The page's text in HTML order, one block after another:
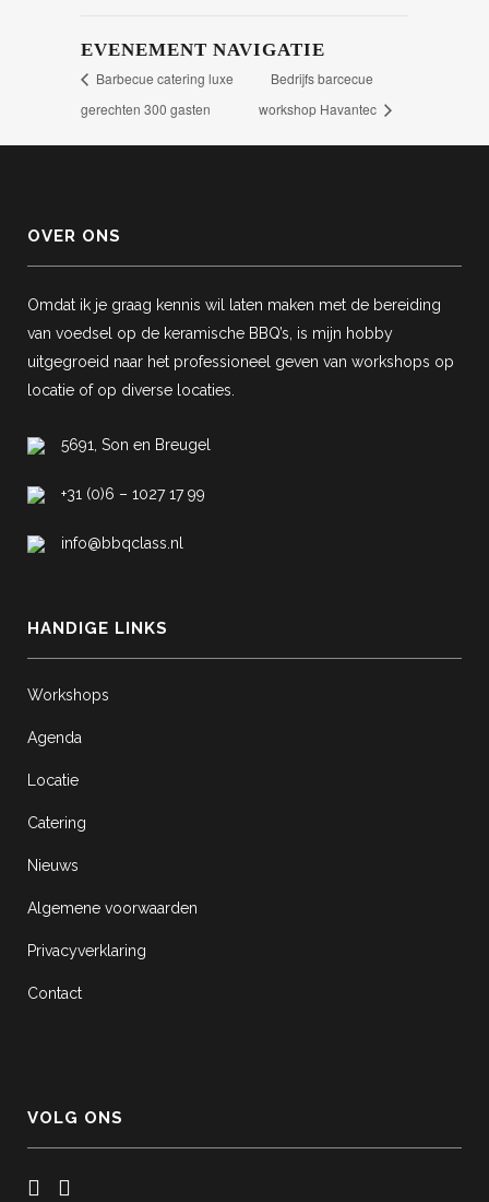
EVENEMENT NAVIGATIE
Barbecue catering luxe
gerechten 300 gasten
Bedrijfs barcecue
workshop Havantec
OVER ONS
Omdat ik je graag kennis wil laten maken met de bereiding
van voedsel op de keramische BBQ’s, is mijn hobby
uitgegroeid naar het professioneel geven van workshops op
locatie of op diverse locaties.
5691, Son en Breugel
+31 (0)6 – 1027 17 99
info@bbqclass.nl
HANDIGE LINKS
Workshops
Agenda
Locatie
Catering
Nieuws
Algemene voorwaarden
Privacyverklaring
Contact
VOLG ONS